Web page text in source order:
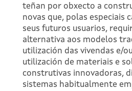
teñan por obxecto a
novas que, polas especiais
seus futuros usuarios,
alternativa aos modelos
utilización das vivendas e/
utilización de materiais e
construtivas innovadoras,
sistemas habitualmente